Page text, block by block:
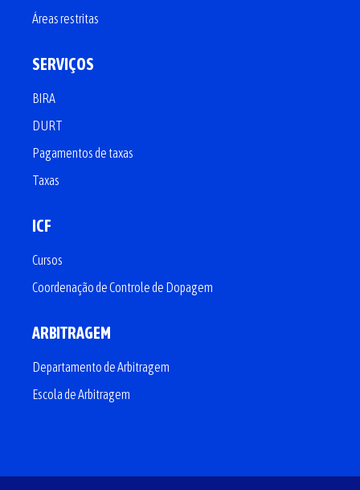
Áreas restritas
SERVIÇOS
BIRA
DURT
Pagamentos de taxas
Taxas
ICF
Cursos
Coordenação de Controle de Dopagem
ARBITRAGEM
Departamento de Arbitragem
Escola de Arbitragem